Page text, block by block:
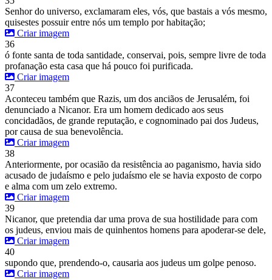
Senhor do universo, exclamaram eles, vós, que bastais a vós mesmo,
quisestes possuir entre nós um templo por habitação;
Criar imagem
36
ó fonte santa de toda santidade, conservai, pois, sempre livre de toda
profanação esta casa que há pouco foi purificada.
Criar imagem
37
Aconteceu também que Razis, um dos anciãos de Jerusalém, foi
denunciado a Nicanor. Era um homem dedicado aos seus
concidadãos, de grande reputação, e cognominado pai dos Judeus,
por causa de sua benevolência.
Criar imagem
38
Anteriormente, por ocasião da resistência ao paganismo, havia sido
acusado de judaísmo e pelo judaísmo ele se havia exposto de corpo
e alma com um zelo extremo.
Criar imagem
39
Nicanor, que pretendia dar uma prova de sua hostilidade para com
os judeus, enviou mais de quinhentos homens para apoderar-se dele,
Criar imagem
40
supondo que, prendendo-o, causaria aos judeus um golpe penoso.
Criar imagem